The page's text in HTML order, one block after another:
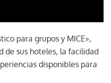
para grupos y MICE»,
de sus hoteles, la facilidad
disponibles para